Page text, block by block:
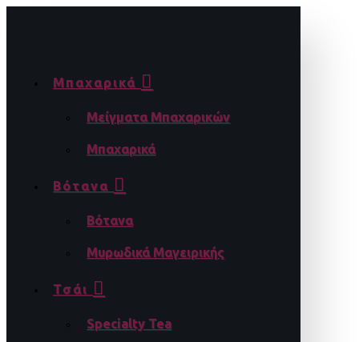
Μπαχαρικά
Μείγματα Μπαχαρικών
Μπαχαρικά
Βότανα
Βότανα
Μυρωδικά Μαγειρικής
Τσάι
Specialty Tea